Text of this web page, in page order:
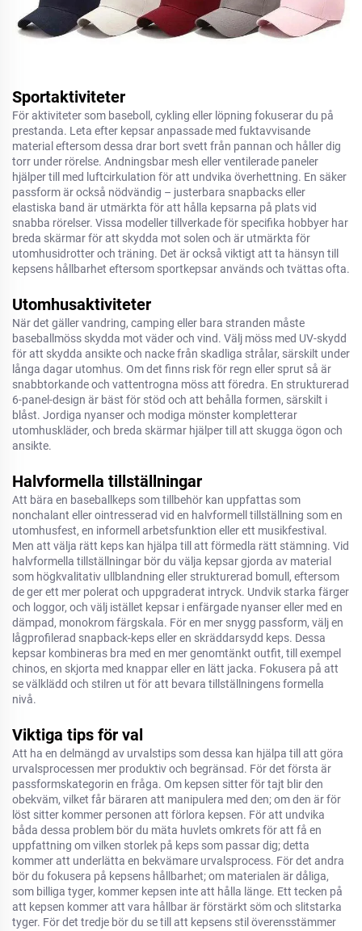
Sportaktiviteter
För aktiviteter som baseboll, cykling eller löpning fokuserar du på
prestanda. Leta efter kepsar anpassade med fuktavvisande
material eftersom dessa drar bort svett från pannan och håller dig
torr under rörelse. Andningsbar mesh eller ventilerade paneler
hjälper till med luftcirkulation för att undvika överhettning. En säker
passform är också nödvändig – justerbara snapbacks eller
elastiska band är utmärkta för att hålla kepsarna på plats vid
snabba rörelser. Vissa modeller tillverkade för specifika hobbyer har
breda skärmar för att skydda mot solen och är utmärkta för
utomhusidrotter och träning. Det är också viktigt att ta hänsyn till
kepsens hållbarhet eftersom sportkepsar används och tvättas ofta.
Utomhusaktiviteter
När det gäller vandring, camping eller bara stranden måste
baseballmöss skydda mot väder och vind. Välj möss med UV-skydd
för att skydda ansikte och nacke från skadliga strålar, särskilt under
långa dagar utomhus. Om det finns risk för regn eller sprut så är
snabbtorkande och vattentrogna möss att föredra. En strukturerad
6-panel-design är bäst för stöd och att behålla formen, särskilt i
blåst. Jordiga nyanser och modiga mönster kompletterar
utomhuskläder, och breda skärmar hjälper till att skugga ögon och
ansikte.
Halvformella tillställningar
Att bära en baseballkeps som tillbehör kan uppfattas som
nonchalant eller ointresserad vid en halvformell tillställning som en
utomhusfest, en informell arbetsfunktion eller ett musikfestival.
Men att välja rätt keps kan hjälpa till att förmedla rätt stämning. Vid
halvformella tillställningar bör du välja kepsar gjorda av material
som högkvalitativ ullblandning eller strukturerad bomull, eftersom
de ger ett mer polerat och uppgraderat intryck. Undvik starka färger
och loggor, och välj istället kepsar i enfärgade nyanser eller med en
dämpad, monokrom färgskala. För en mer snygg passform, välj en
lågprofilerad snapback-keps eller en skräddarsydd keps. Dessa
kepsar kombineras bra med en mer genomtänkt outfit, till exempel
chinos, en skjorta med knappar eller en lätt jacka. Fokusera på att
se välklädd och stilren ut för att bevara tillställningens formella
nivå.
Viktiga tips för val
Att ha en delmängd av urvalstips som dessa kan hjälpa till att göra
urvalsprocessen mer produktiv och begränsad. För det första är
passformskategorin en fråga. Om kepsen sitter för tajt blir den
obekväm, vilket får bäraren att manipulera med den; om den är för
löst sitter kommer personen att förlora kepsen. För att undvika
båda dessa problem bör du mäta huvlets omkrets för att få en
uppfattning om vilken storlek på keps som passar dig; detta
kommer att underlätta en bekvämare urvalsprocess. För det andra
bör du fokusera på kepsens hållbarhet; om materialen är dåliga,
som billiga tyger, kommer kepsen inte att hålla länge. Ett tecken på
att kepsen kommer att vara hållbar är förstärkt söm och slitstarka
tyger. För det tredje bör du se till att kepsens stil överensstämmer